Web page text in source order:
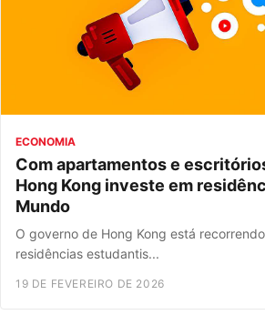
ECONOMIA
Com apartamentos e
Hong Kong investe em
Mundo
O governo de Hong Kong está
residências estudantis...
19 DE FEVEREIRO DE 2026